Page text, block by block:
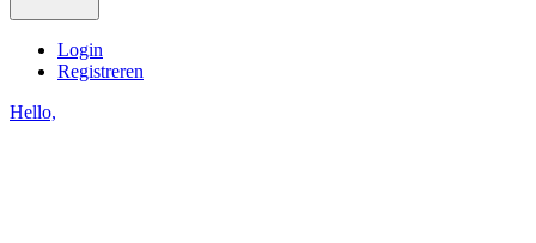
Login
Registreren
Hello,